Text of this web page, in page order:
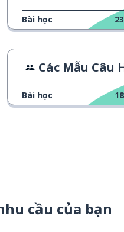
Bài học 23
Các Mẫu Câu
Bài học 18
cầu của bạn